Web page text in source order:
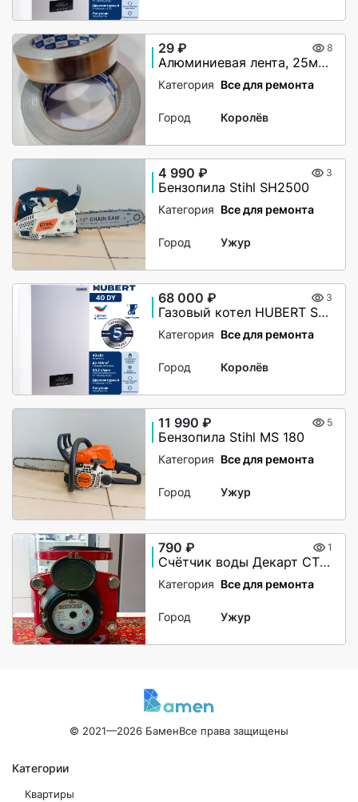
29 ₽ 8
Алюминиевая лента, 25мм х 40М, 50 мкм, без и/у, Klebebander
Категория Все для ремонта
Город Королёв
4 990 ₽ 3
Бензопила Stihl SH2500
Категория Все для ремонта
Город Ужур
68 000 ₽ 3
Газовый котел HUBERT Smart AGB 40DY настенный двухконтурный
Категория Все для ремонта
Город Королёв
11 990 ₽ 5
Бензопила Stihl MS 180
Категория Все для ремонта
Город Ужур
790 ₽ 1
Счётчик воды Декарт СТВУ-50
Категория Все для ремонта
Город Ужур
© 2021—2026 БаменВсе права защищены
Категории
Квартиры